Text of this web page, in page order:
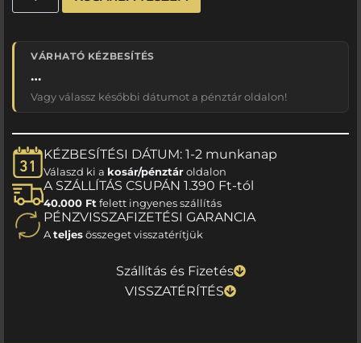
VÁRHATÓ KÉZBESÍTÉS
…
Vagy válassz későbbi dátumot a pénztár oldalon!
KÉZBESÍTÉSI DÁTUM: 1-2 munkanap
Válaszd ki a kosár/pénztároldalon
A SZÁLLÍTÁS CSUPÁN 1.390 Ft-tól
40.000 Ftfelett ingyenes szállítás
PÉNZVISSZAFIZETÉSI GARANCIA
Ateljesösszeget visszatérítjük
Szállítás és Fizetés
VISSZATÉRÍTÉS